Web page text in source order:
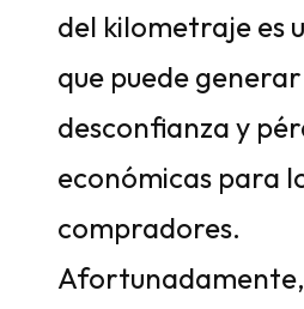
del kilometraje es
que puede generar
desconfianza y
económicas para
compradores.